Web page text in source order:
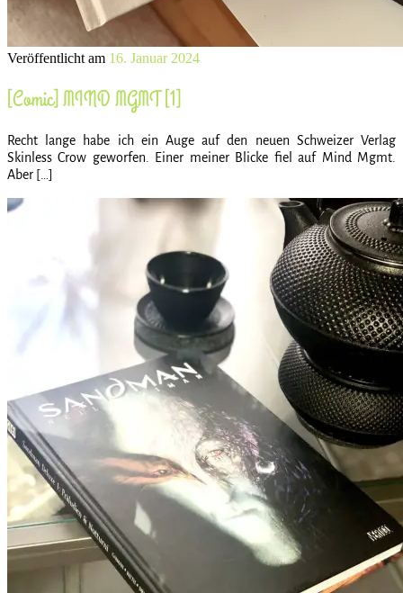
Veröffentlicht am 16. Januar 2024
[Comic] MIND MGMT [1]
Recht lange habe ich ein Auge auf den neuen Schweizer Verlag
Skinless Crow geworfen. Einer meiner Blicke fiel auf Mind Mgmt.
Aber […]